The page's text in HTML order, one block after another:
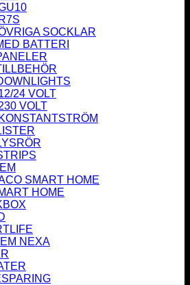
R7S
SOCKLAR
BATTERI
24 VOLT
VOLT
KONSTANTSTRÖM
SMART HOME
HOME
NEXA